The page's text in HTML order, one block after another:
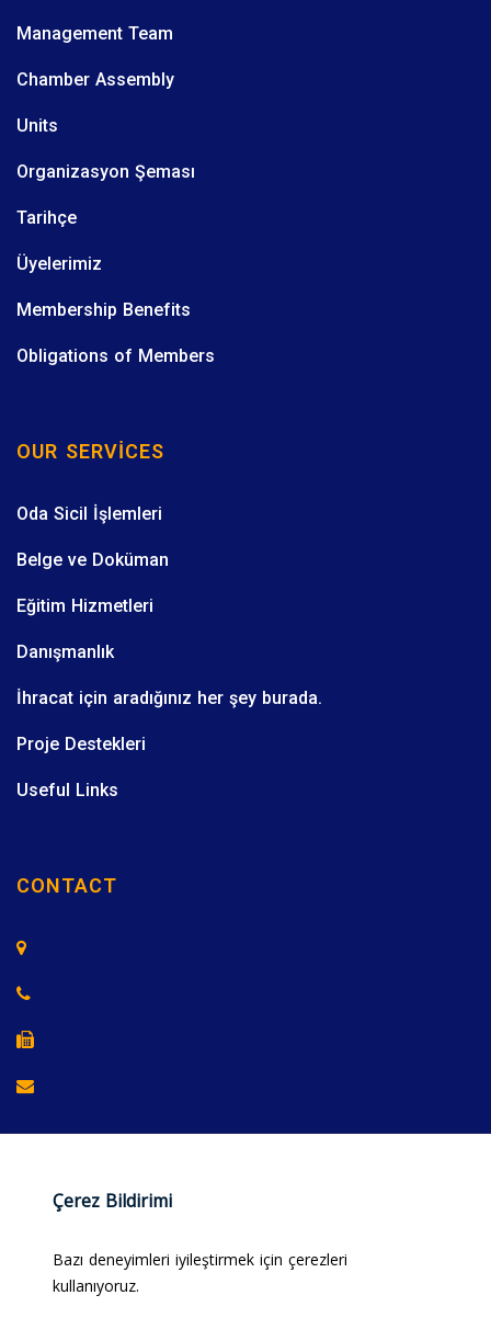
Management Team
Chamber Assembly
Units
Organizasyon Şeması
Tarihçe
Üyelerimiz
Membership Benefits
Obligations of Members
OUR SERVICES
Oda Sicil İşlemleri
Belge ve Doküman
Eğitim Hizmetleri
Danışmanlık
İhracat için aradığınız her şey burada.
Proje Destekleri
Useful Links
CONTACT
Çerez Bildirimi
Bazı deneyimleri iyileştirmek için çerezleri
kullanıyoruz.